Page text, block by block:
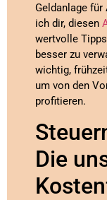
Geldanlage
ich dir, diesen
wertvolle
besser zu
wichtig,
um von den
profitieren.
Die